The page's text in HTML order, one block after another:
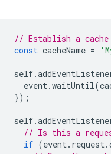
// Establish a cache
const cacheName =
self.
event.waitUntil(
});
self.
// Is this a
if (event. request.